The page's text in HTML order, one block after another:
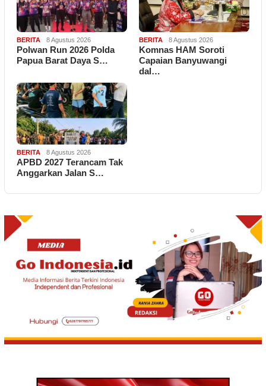
BERITA 8 Agustus 2026
Polwan Run 2026 Polda
Papua Barat Daya S…
BERITA 8 Agustus 2026
Komnas HAM Soroti
Capaian Banyuwangi
dal…
BERITA 8 Agustus 2026
APBD 2027 Terancam Tak
Anggarkan Jalan S…